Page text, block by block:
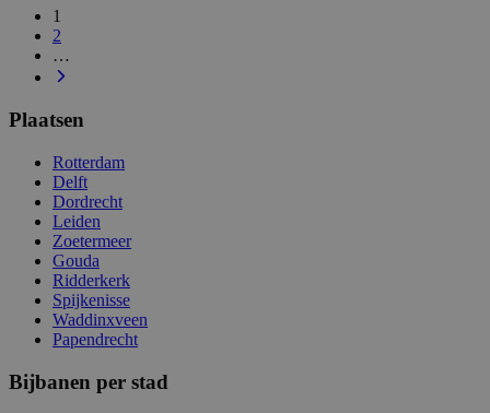
1
2
…
Plaatsen
Rotterdam
Delft
Dordrecht
Leiden
Zoetermeer
Gouda
Ridderkerk
Spijkenisse
Waddinxveen
Papendrecht
Bijbanen per stad